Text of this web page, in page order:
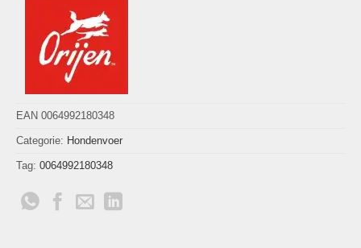
EAN 0064992180348
Categorie: Hondenvoer
Tag: 0064992180348